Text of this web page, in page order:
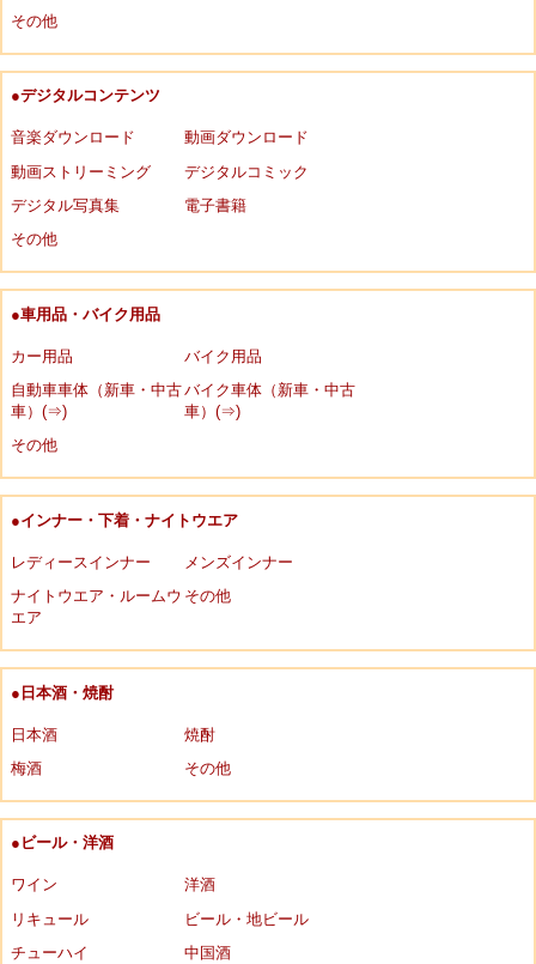
その他
●デジタルコンテンツ
音楽ダウンロード
動画ダウンロード
動画ストリーミング
デジタルコミック
デジタル写真集
電子書籍
その他
●車用品・バイク用品
カー用品
バイク用品
自動車車体（新車・中古
車）(⇒)
バイク車体（新車・中古
車）(⇒)
その他
●インナー・下着・ナイトウエア
レディースインナー
メンズインナー
ナイトウエア・ルームウ
エア
その他
●日本酒・焼酎
日本酒
焼酎
梅酒
その他
●ビール・洋酒
ワイン
洋酒
リキュール
ビール・地ビール
チューハイ
中国酒